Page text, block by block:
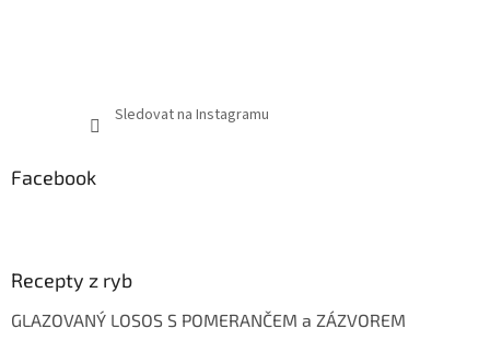
Sledovat na Instagramu
Facebook
Recepty z ryb
GLAZOVANÝ LOSOS S POMERANČEM a ZÁZVOREM